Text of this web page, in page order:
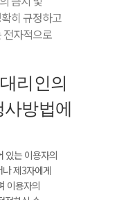
히 규정하고
전자적으로
리인의
사방법에
있는 이용자의
제3자에게
이용자의